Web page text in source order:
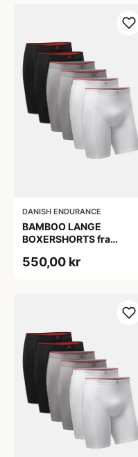
DANISH ENDURANCE
BAMBOO LANGE
BOXERSHORTS fra
Sort/Rød | Grå | Hvid 6-
550,00 kr